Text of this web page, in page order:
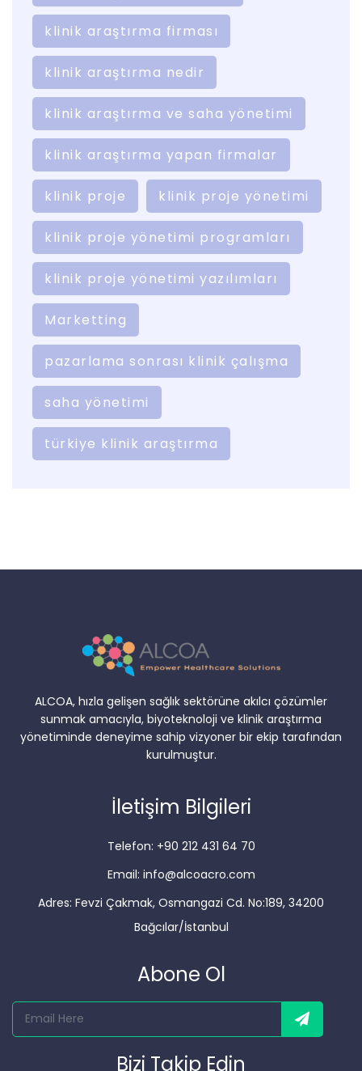
klinik araştırma firması
klinik araştırma nedir
klinik araştırma ve saha yönetimi
klinik araştırma yapan firmalar
klinik proje klinik proje yönetimi
klinik proje yönetimi programları
klinik proje yönetimi yazılımları
Marketting
pazarlama sonrası klinik çalışma
saha yönetimi
türkiye klinik araştırma
ALCOA, hızla gelişen sağlık sektörüne akılcı çözümler
sunmak amacıyla, biyoteknoloji ve klinik araştırma
yönetiminde deneyime sahip vizyoner bir ekip tarafından
kurulmuştur.
İletişim Bilgileri
Telefon: +90 212 431 64 70
Email: info@alcoacro.com
Adres: Fevzi Çakmak, Osmangazi Cd. No:189, 34200
Bağcılar/İstanbul
Abone Ol
Bizi Takip Edin